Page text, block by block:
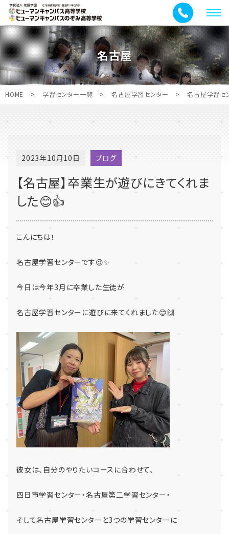
メ
ニ
ュ
ー
名古屋
HOME > 学習センター一覧 > 名古屋学習センター > 名古屋学習セ
2023年10月10日 ブログ
【名古屋】卒業生が遊びにきてくれま
した😊👍
こんにちは！
名古屋学習センターです😉✨
今日は今年3月に卒業した生徒が
名古屋学習センターに遊びに来てくれました😊🙌
彼女は、自分のやりたいコースに合わせて、
四日市学習センター・名古屋第二学習センター・
そして名古屋学習センターと3つの学習センターに